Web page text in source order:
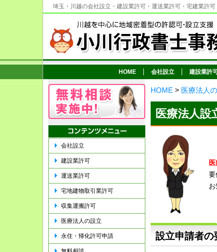
埼玉・川越の会社設立・建設業許可・運送業許可・宅建業許
HOME 会社設立 建設業許
HOME > 医療法人
医療法人設
要
設立申請者の
会社設立
建設業許可
運送業許可
宅地建物取引業許可
収集運搬許可
医療法人の設立
永住・帰化許可申請